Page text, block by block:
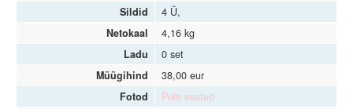
Sildid
4 Ü,
Netokaal
4,16 kg
Ladu
0 set
Müügihind
38,00 eur
Fotod
Pole seatud